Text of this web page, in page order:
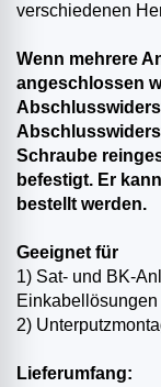
verschiedenen
Wenn mehrere
angeschlossen
Schraube
befestigt. Er
bestellt werden.
Geeignet für
1) Sat- und BK-
2)
Lieferumfang: